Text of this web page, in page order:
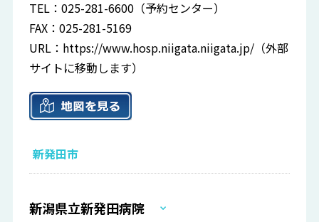
TEL：025-281-6600（予約センター）
FAX：025-281-5169
URL： https://www.hosp.niigata.niigata.jp/ （外部
サイトに移動します）
新発田市
新潟県立新発田病院